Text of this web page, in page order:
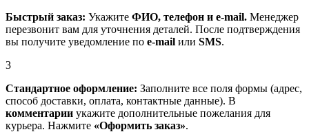
Быстрый заказ: Укажите ФИО, телефон и e-mail. Менеджер
перезвонит вам для уточнения деталей. После подтверждения
вы получите уведомление по e-mail или SMS.
3
Стандартное оформление: Заполните все поля формы (адрес,
способ доставки, оплата, контактные данные). В
комментарии укажите дополнительные пожелания для
курьера. Нажмите «Оформить заказ».